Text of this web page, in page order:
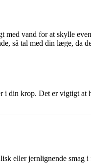
vand for at skylle
så tal med din læge, da
i din krop. Det er vigtigt
eller jernlignende smag i